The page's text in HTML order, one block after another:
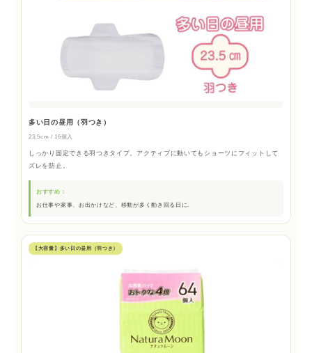
多い日の昼用（羽つき）
23.5cm / 16個入
しっかり固定できる羽つきタイプ。アクティブに動いてもショーツにフィットして
ズレを防止。
おすすめ：
お仕事や家事、お出かけなど、移動が多く動き回る日に.
【大容量】多い日の昼用（羽つき）